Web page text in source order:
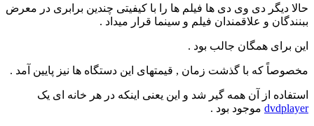
حالا دیگر دی وی دی ها فیلم ها را با کیفیتی چندین برابری در معرض
ببنندگان و علاقمندان فیلم و سینما قرار میداد .
این برای همگان جالب بود .
مخصوصاً که با گذشت زمان , قیمتهای این دستگاه ها نیز پایین آمد .
استفاده از آن همه گیر شد و این یعنی اینکه در هر خانه ای یک
dvdplayer موجود بود .